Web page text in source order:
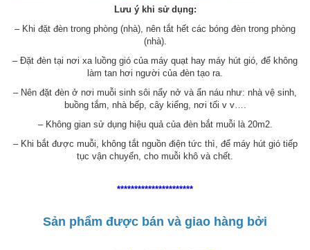
Lưu ý khi sử dụng:
– Khi đặt đèn trong phòng (nhà), nên tắt hết các bóng đèn trong phòng
(nhà).
– Đặt đèn tại nơi xa luồng gió của máy quạt hay máy hút gió, để không
làm tan hơi người của đèn tạo ra.
– Nên đặt đèn ở nơi muỗi sinh sôi nẩy nở và ẩn náu như: nhà vệ sinh,
buồng tắm, nhà bếp, cây kiểng, nơi tối v v….
– Không gian sử dụng hiệu quả của đèn bắt muỗi là 20m2.
– Khi bắt được muỗi, không tắt nguồn điện tức thì, để máy hút gió tiếp
tục vận chuyển, cho muỗi khô và chết.
**********************
Sản phẩm được bán và giao hàng bởi